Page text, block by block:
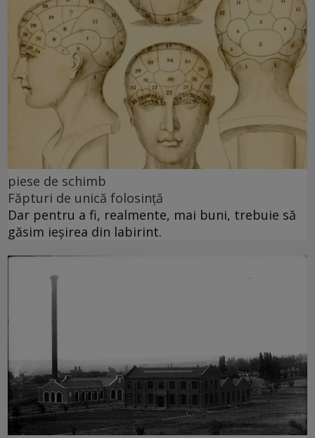
piese de schimb
Făpturi de unică folosință
Dar pentru a fi, realmente, mai buni, trebuie să
găsim ieșirea din labirint.